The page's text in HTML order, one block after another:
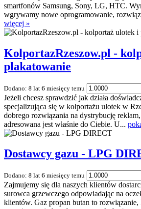
smartfonów Samsung, Sony, LG, HTC.
wgrywamy nowe oprogramowanie,
więcej »
KolportazRzeszow.pl -
plakatowanie
Dodano: 8 lat 6 miesięcy temu
Jeżeli chcesz sprawdzić jak działa
specjalizująca się w kolportażu ulotek w
dobrego rozwiązania na dystrybucję
adresowana jest właśnie do Ciebie. U...
Dostawcy gazu - LPG
Dodano: 8 lat 6 miesięcy temu
Zajmujemy się dla naszych klientów
surowca grzewczego odpowiadając na
klientów. Gaz propan butan to rozwiązanie,